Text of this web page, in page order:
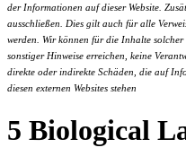
der Informationen auf dieser Website.
ausschließen. Dies gilt auch für alle
werden. Wir können für die Inhalte solcher
sonstiger Hinweise erreichen, keine
direkte oder indirekte Schäden, die auf
diesen externen Websites stehen
5 Biological